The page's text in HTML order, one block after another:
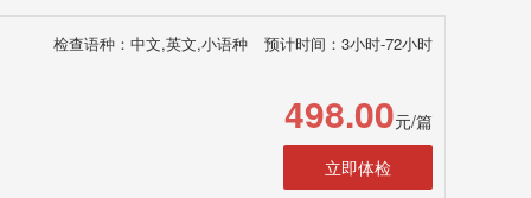
检查语种：中文,英文,小语种 预计时间：3小时-72小时
498.00元/篇
立即体检